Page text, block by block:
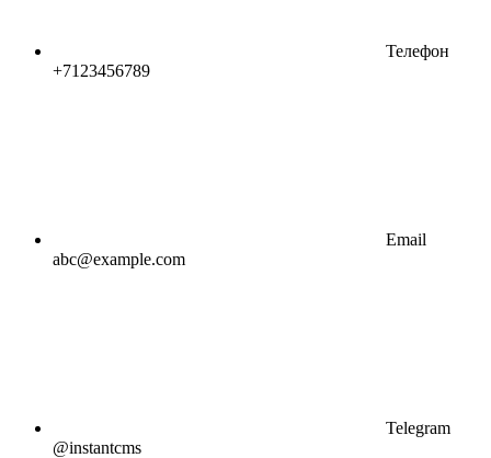
Телефон
+7123456789
Email
abc@example.com
Telegram
@instantcms